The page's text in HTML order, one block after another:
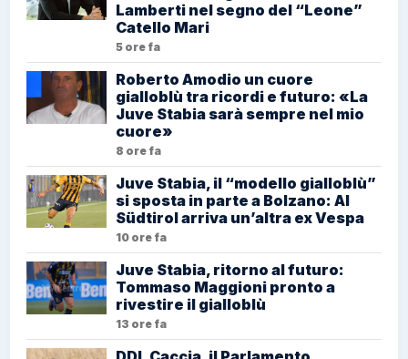
Lamberti nel segno del “Leone”
Catello Mari
5 ore fa
Roberto Amodio un cuore
gialloblù tra ricordi e futuro: «La
Juve Stabia sarà sempre nel mio
cuore»
8 ore fa
Juve Stabia, il “modello gialloblù”
si sposta in parte a Bolzano: Al
Südtirol arriva un’altra ex Vespa
10 ore fa
Juve Stabia, ritorno al futuro:
Tommaso Maggioni pronto a
rivestire il gialloblù
13 ore fa